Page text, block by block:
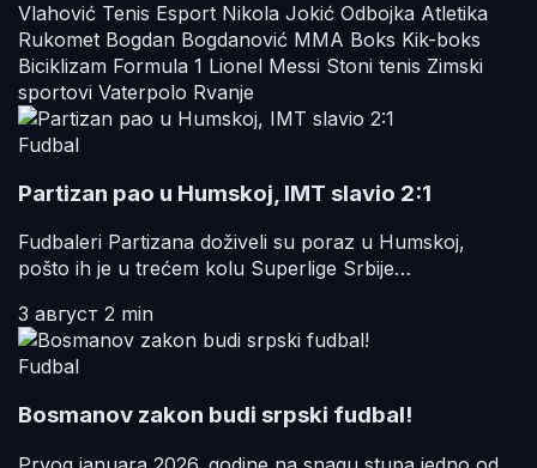
Vlahović Tenis Esport Nikola Jokić Odbojka Atletika
Rukomet Bogdan Bogdanović MMA Boks Kik-boks
Biciklizam Formula 1 Lionel Messi Stoni tenis Zimski
sportovi Vaterpolo Rvanje
Fudbal
Partizan pao u Humskoj, IMT slavio 2:1
Fudbaleri Partizana doživeli su poraz u Humskoj,
pošto ih je u trećem kolu Superlige Srbije…
3 август 2 min
Fudbal
Bosmanov zakon budi srpski fudbal!